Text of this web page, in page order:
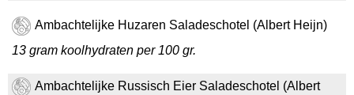
Ambachtelijke Huzaren Saladeschotel (Albert Heijn)
13 gram koolhydraten per 100 gr.
Ambachtelijke Russisch Eier Saladeschotel (Albert